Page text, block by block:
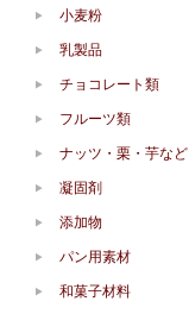
小麦粉
乳製品
チョコレート類
フルーツ類
ナッツ・栗・芋など
凝固剤
添加物
パン用素材
和菓子材料